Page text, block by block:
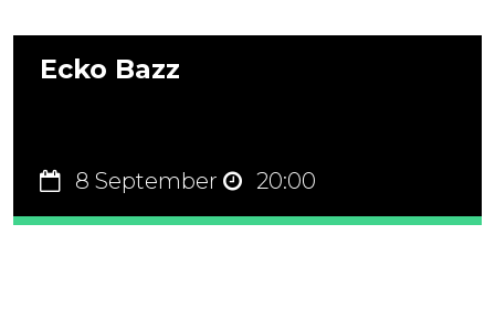
Ecko Bazz
8 September 20:00